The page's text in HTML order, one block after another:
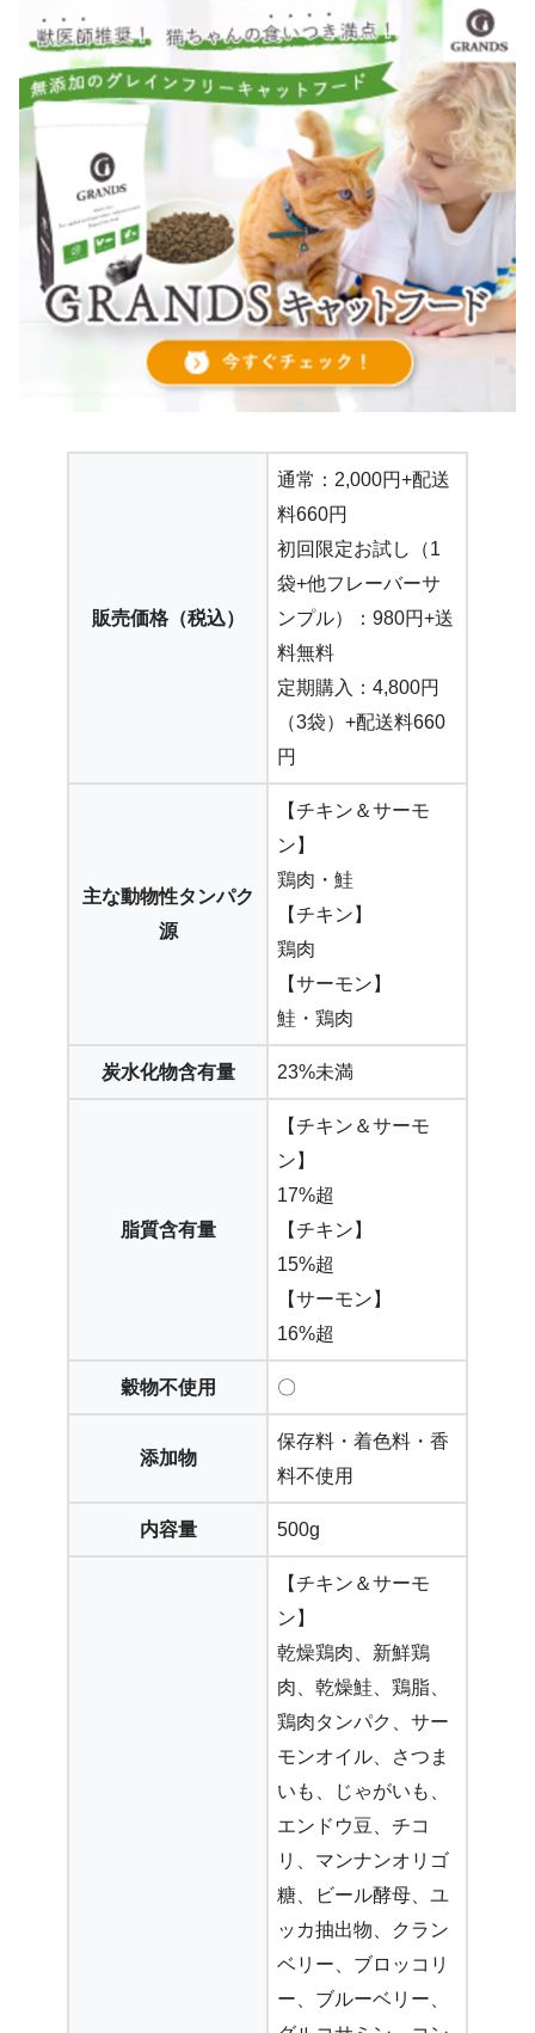
販売価格（税込）
通常：2,000円+配送
料660円
初回限定お試し（1
袋+他フレーバーサ
ンプル）：980円+送
料無料
定期購入：4,800円
（3袋）+配送料660
円
主な動物性タンパク
源
【チキン＆サーモ
ン】
鶏肉・鮭
【チキン】
鶏肉
【サーモン】
鮭・鶏肉
炭水化物含有量 23%未満
脂質含有量
【チキン＆サーモ
ン】
17%超
【チキン】
15%超
【サーモン】
16%超
穀物不使用 〇
添加物
保存料・着色料・香
料不使用
内容量 500g
【チキン＆サーモ
ン】
乾燥鶏肉、新鮮鶏
肉、乾燥鮭、鶏脂、
鶏肉タンパク、サー
モンオイル、さつま
いも、じゃがいも、
エンドウ豆、チコ
リ、マンナンオリゴ
糖、ビール酵母、ユ
ッカ抽出物、クラン
ベリー、ブロッコリ
ー、ブルーベリー、